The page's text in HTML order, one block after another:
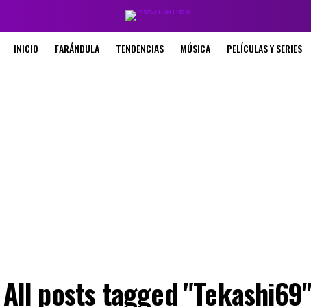
INICIO FARÁNDULA TENDENCIAS MÚSICA PELÍCULAS Y SERIES
All posts tagged